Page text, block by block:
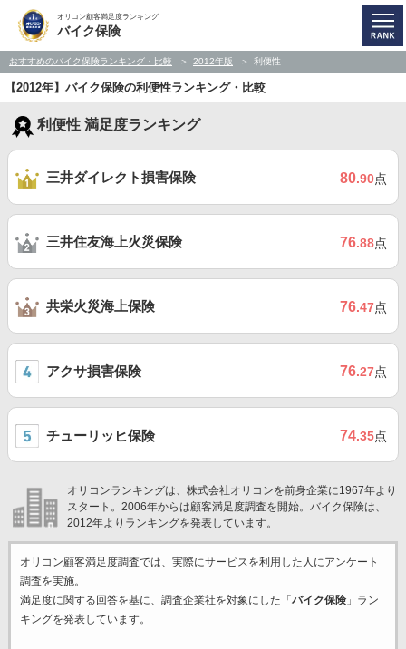
オリコン顧客満足度ランキング
バイク保険
おすすめのバイク保険ランキング・比較 2012年版 利便性
【2012年】バイク保険の利便性ランキング・比較
利便性 満足度ランキング
三井ダイレクト損害保険 80.90点
三井住友海上火災保険 76.88点
共栄火災海上保険 76.47点
アクサ損害保険 76.27点
チューリッヒ保険 74.35点
オリコンランキングは、株式会社オリコンを前身企業に1967年より
スタート。2006年からは顧客満足度調査を開始。バイク保険は、
2012年よりランキングを発表しています。
オリコン顧客満足度調査では、実際にサービスを利用した 人にアンケート
調査を実施。
満足度に関する回答を基に、調査企業社を対象にした「 バイク保険」ラン
キングを発表しています。